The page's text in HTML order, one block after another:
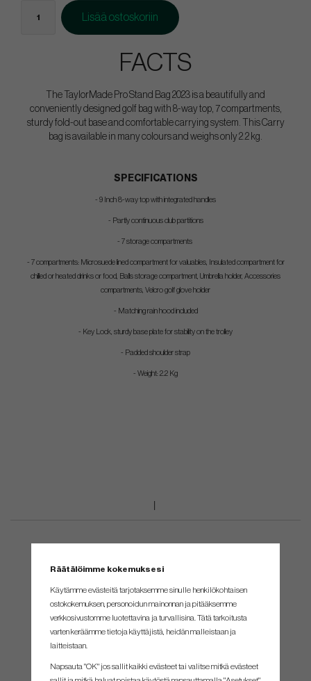
Lisää ostoskoriin
FACTS
The TaylorMade Pro Stand Bag 2023 is a beautifully and
conveniently designed golf bag with 8-way top, 7 compartments,
sturdy fold-out base and comfortable carrying system. This Carry
bag is available in many colours and weighs only 2.2 kg.
SPECIFICATIONS
- 9 Inch 8-way top with integrated handles
- Partly continuous club partitions
- 7 storage compartments
- 7 compartments: Microsuede lined compartment for valuables, Insulated compartment for
chilled or heated drinks or food, Balls storage compartment, Umbrella holder, Accessories
compartments, Velcro golf glove holder
- Matching rain hood included
- Key Lock, sturdy base plate for stability on the trolley
- Padded shoulder strap
- Weight: 2.2 Kg
Räätälöimme kokemuksesi
Käytämme evästeitä tarjotaksemme sinulle henkilökohtaisen
ostokokemuksen, personoidun mainonnan ja pitääksemme
verkkosivustomme luotettavina ja turvallisina. Tätä tarkoitusta
varten keräämme tietoja käyttäjistä, heidän malleistaan ​​ja
laitteistaan.
Napsauta "OK" jos sallit kaikki evästeet tai valitse mitkä evästeet